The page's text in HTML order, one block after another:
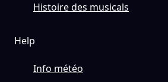
Histoire des musicals
Help
Info météo